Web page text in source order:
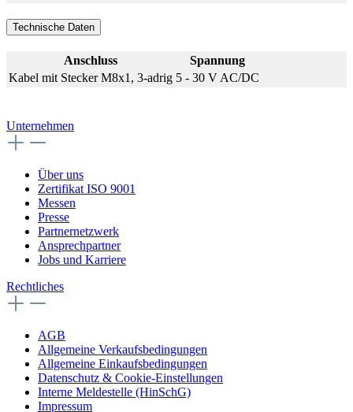
Technische Daten
Anschluss
Spannung
Kabel mit Stecker M8x1, 3-adrig 5 - 30 V AC/DC
Unternehmen
Über uns
Zertifikat ISO 9001
Messen
Presse
Partnernetzwerk
Ansprechpartner
Jobs und Karriere
Rechtliches
AGB
Allgemeine Verkaufsbedingungen
Allgemeine Einkaufsbedingungen
Datenschutz & Cookie-Einstellungen
Interne Meldestelle (HinSchG)
Impressum